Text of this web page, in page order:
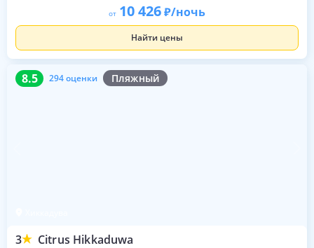
от 10 426 /ночь
Найти цены
8.5 294 оценки Пляжный
3 Citrus Hikkaduwa
8.5 294 оценки